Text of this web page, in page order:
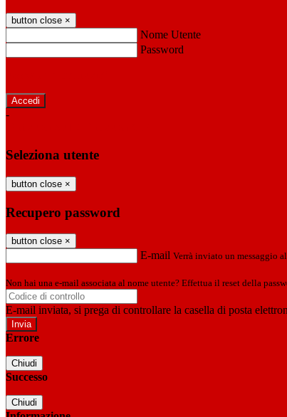
button close ×
Nome Utente
Password
-
Seleziona utente
button close ×
Recupero password
button close ×
E-mail Verrà inviato un messaggio
Non hai una e-mail associata al nome utente? Effettua il reset della
E-mail inviata, si prega di controllare la casella di posta
Errore
Chiudi
Successo
Chiudi